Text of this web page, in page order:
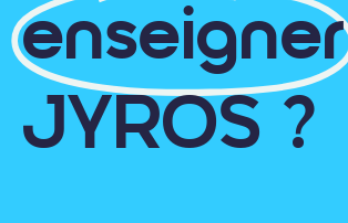
enseigner
JYROS ?